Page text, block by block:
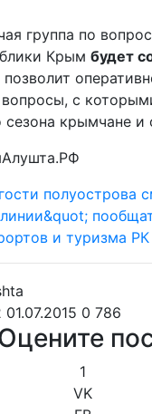
группа по
Крым будет
с
сезона крымчане
01.07.2015 0 786
1
VK